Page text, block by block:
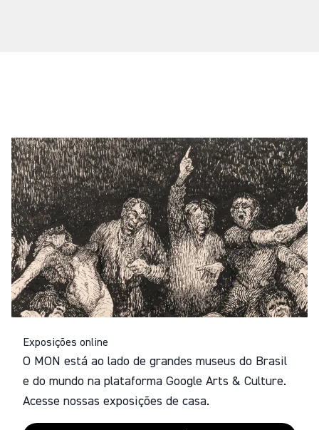
Exposições online
O MON está ao lado de grandes museus do Brasil
e do mundo na plataforma Google Arts & Culture.
Acesse nossas exposições de casa.